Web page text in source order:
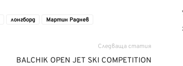
лонгборд Мартин Раднев
Следваща статия
BALCHIK OPEN JET SKI COMPETITION